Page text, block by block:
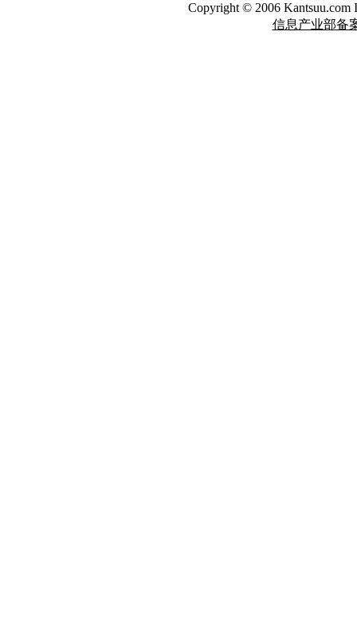
Copyright © 2006
信息产业部备